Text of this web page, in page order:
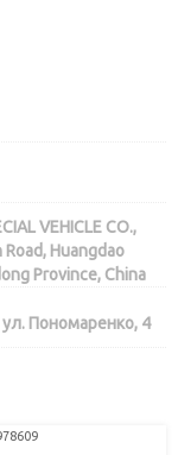
VEHICLE CO.,
Huangdao
Province, China
Пономаренко, 4